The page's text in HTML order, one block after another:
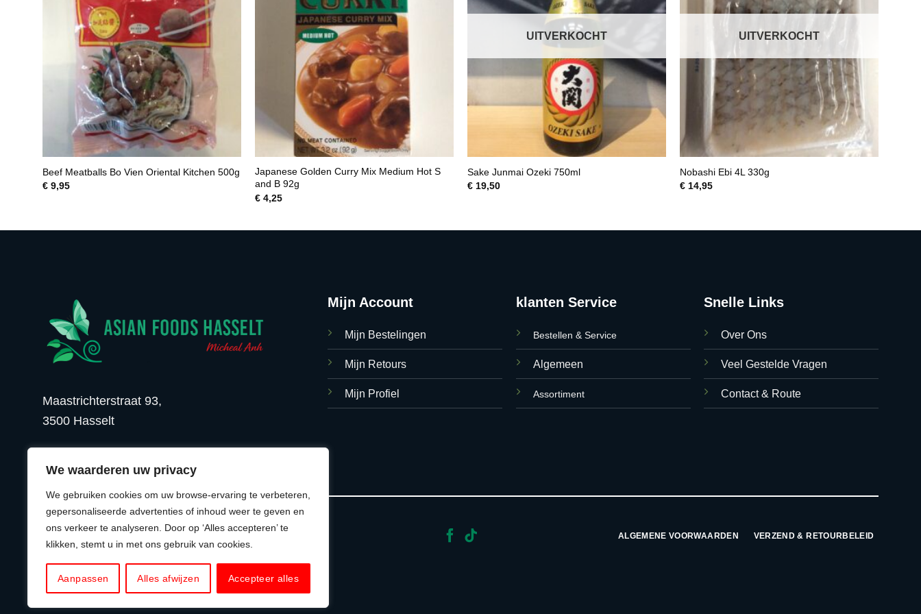
We waarderen uw privacy
We gebruiken cookies om uw browse-ervaring te verbeteren,
gepersonaliseerde advertenties of inhoud weer te geven en
ons verkeer te analyseren. Door op ‘Alles accepteren’ te
klikken, stemt u in met ons gebruik van cookies.
Aanpassen Alles afwijzen Accepteer alles
Beef Meatballs Bo Vien Oriental Kitchen 500g
€9,95
Japanese Golden Curry Mix Medium Hot S
and B 92g
€4,25
UITVERKOCHT
Sake Junmai Ozeki 750ml
€19,50
UITVERKOCHT
Nobashi Ebi 4L 330g
€14,95
Maastrichterstraat 93,
3500 Hasselt
Mijn Account
Mijn Bestelingen
Mijn Retours
Mijn Profiel
klanten Service
Bestellen & Service
Algemeen
Assortiment
Snelle Links
Over Ons
Veel Gestelde Vragen
Contact & Route
© 2026 Asian Foods Hasselt ALGEMENE VOORWAARDEN VERZEND & RETOURBELEID